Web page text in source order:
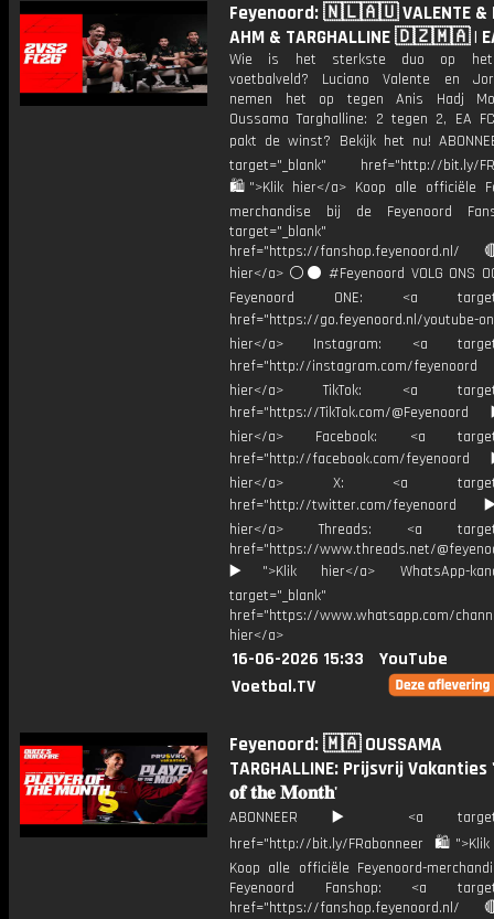
Feyenoord: 🇳🇱🇦🇺 VALENTE &
AHM & TARGHALLINE 🇩🇿🇲🇦 |
Wie is het sterkste duo op het
voetbalveld? Luciano Valente en
nemen het op tegen Anis Hadj
Oussama Targhalline: 2 tegen 2, EA
pakt de winst? Bekijk het nu!
target="_blank" href="http://bit.ly/
🛍">Klik hier</a> Koop alle officiële
merchandise bij de Feyenoord
target="_blank"
href="https://
hier</a> ⚪️⚫ #Feyenoord VOLG ONS
Feyenoord ONE: <a
href="https://go.feyenoord.nl/youtube-
hier</a> Instagram: <a
href="http://instagram.com/
hier</a> TikTok: <a
href="https://TikTok.com/
hier</a> Facebook: <a
href="http://facebook.com/
hier</a> X: <a
href="http://twitter.com/
hier</a> Threads: <a
href="https://www.threads.net/
▶️">Klik hier</a> WhatsApp-
target="_blank"
href="https://www.whatsapp.com/
hier</a>
16-06-2026 15:33
YouTube
Voetbal.TV
Feyenoord: 🇲🇦 OUSSAMA
TARGHALLINE: Prijsvrij Vakanties
𝐨𝐟 𝐭𝐡𝐞 𝐌𝐨𝐧𝐭𝐡'
ABONNEER ▶️ <a
href="http://bit.ly/FRabonneer
Koop alle officiële Feyenoord-
Feyenoord Fanshop: <a
href="https://